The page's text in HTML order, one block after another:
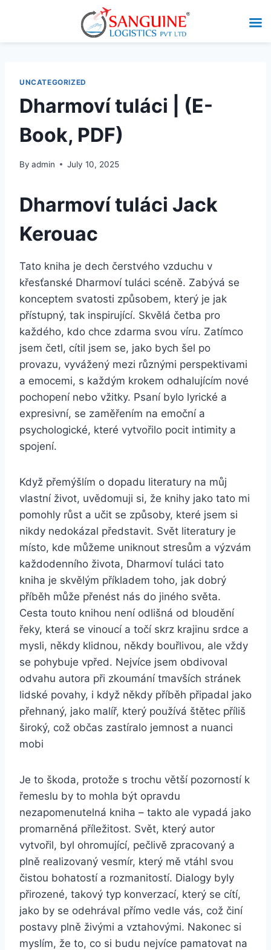
UNCATEGORIZED
Dharmoví tuláci | (E-
Book, PDF)
By admin July 10, 2025
Dharmoví tuláci Jack
Kerouac
Tato kniha je dech čerstvého vzduchu v
křesťanské Dharmoví tuláci scéně. Zabývá se
konceptem svatosti způsobem, který je jak
přístupný, tak inspirující. Skvělá četba pro
každého, kdo chce zdarma svou víru. Zatímco
jsem četl, cítil jsem se, jako bych šel po
provazu, vyvážený mezi různými perspektivami
a emocemi, s každým krokem odhalujícím nové
pochopení nebo vžitky. Psaní bylo lyrické a
expresivní, se zaměřením na emoční a
psychologické, které vytvořilo pocit intimity a
spojení.
Když přemýšlím o dopadu literatury na můj
vlastní život, uvědomuji si, že knihy jako tato mi
pomohly růst a učit se způsoby, které jsem si
nikdy nedokázal představit. Svět literatury je
místo, kde můžeme uniknout stresům a výzvám
každodenního života, Dharmoví tuláci tato
kniha je skvělým příkladem toho, jak dobrý
příběh může přenést nás do jiného světa.
Cesta touto knihou není odlišná od bloudění
řeky, která se vinoucí a točí skrz krajinu srdce a
mysli, někdy klidnou, někdy bouřlivou, ale vždy
se pohybuje vpřed. Nejvíce jsem obdivoval
odvahu autora při zkoumání tmavších stránek
lidské povahy, i když někdy příběh připadal jako
přehnaný, jako malíř, který používá štětec příliš
široký, což občas zastíralo jemnost a nuanci
mobi
Je to škoda, protože s trochu větší pozorností k
řemeslu by to mohla být opravdu
nezapomenutelná kniha – takto ale vypadá jako
promarněná příležitost. Svět, který autor
vytvořil, byl ohromující, pečlivě zpracovaný a
plně realizovaný vesmír, který mě vtáhl svou
čistou bohatostí a rozmanitostí. Dialogy byly
přirozené, takový typ konverzací, který se cítí,
jako by se odehrával přímo vedle vás, což činí
postavy plně živými a vztahovými. Nakonec si
myslím, že to, co si budu nejvíce pamatovat na